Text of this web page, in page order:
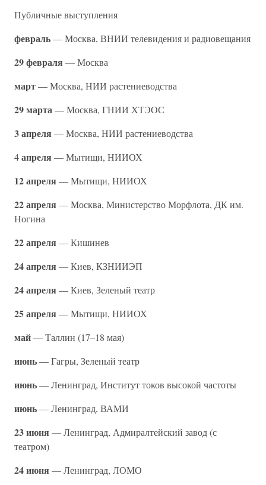
Публичные выступления
февраль— Москва, ВНИИ телевидения и радиовещания
29 февраля — Москва
март— Москва, НИИ растениеводства
29 марта— Москва, ГНИИ ХТЭОС
3 апреля — Москва, НИИ растениеводства
4апреля — Мытищи, НИИОХ
12 апреля — Мытищи, НИИОХ
22 апреля — Москва, Министерство Морфлота, ДК им.
Ногина
22 апреля — Кишинев
24 апреля — Киев, КЗНИИЭП
24 апреля — Киев, Зеленый театр
25 апреля — Мытищи, НИИОХ
май— Таллин (17–18 мая)
июнь— Гагры, Зеленый театр
июнь— Ленинград, Институт токов высокой частоты
июнь— Ленинград, ВАМИ
23 июня — Ленинград, Адмиралтейский завод (с
театром)
24 июня — Ленинград, ЛОМО